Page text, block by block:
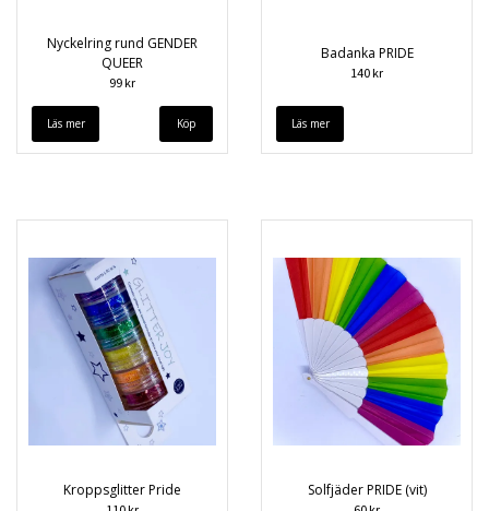
Nyckelring rund GENDER
QUEER
99 kr
Läs mer
Badanka PRIDE
140 kr
Läs mer
Kroppsglitter Pride Solfjäder PRIDE (vit)